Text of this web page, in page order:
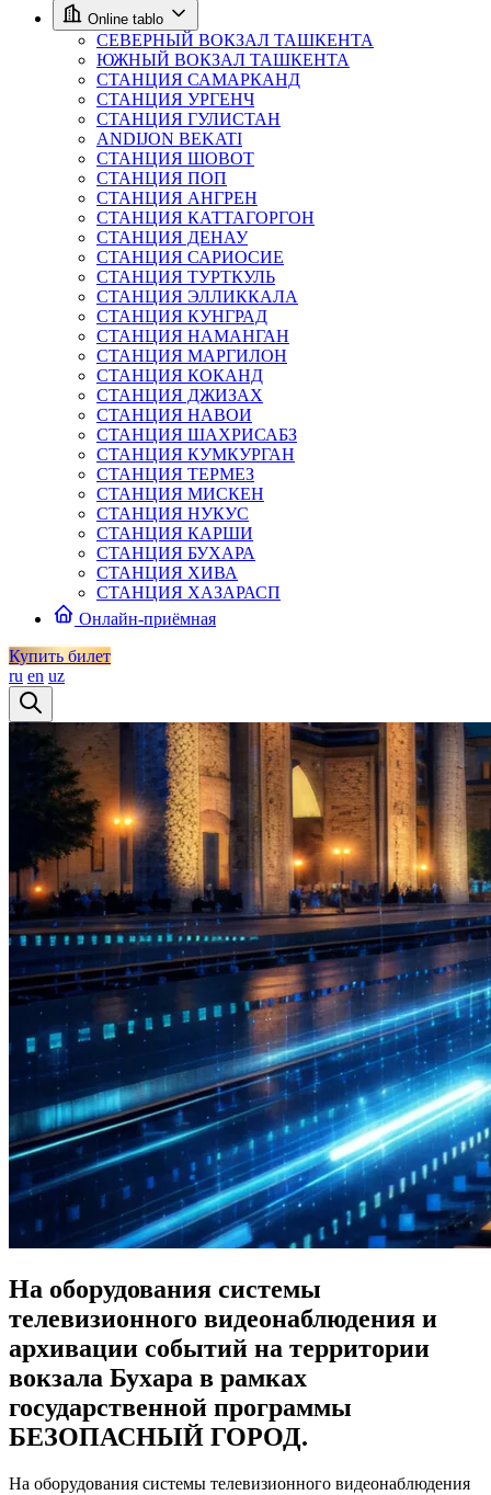
Online tablo
СЕВЕРНЫЙ ВОКЗАЛ ТАШКЕНТА
ЮЖНЫЙ ВОКЗАЛ ТАШКЕНТА
СТАНЦИЯ САМАРКАНД
СТАНЦИЯ УРГЕНЧ
СТАНЦИЯ ГУЛИСТАН
ANDIJON BEKATI
СТАНЦИЯ ШОВОТ
СТАНЦИЯ ПОП
СТАНЦИЯ АНГРЕН
СТАНЦИЯ КАТТАГОРГОН
СТАНЦИЯ ДЕНАУ
СТАНЦИЯ САРИОСИЕ
СТАНЦИЯ ТУРТКУЛЬ
СТАНЦИЯ ЭЛЛИККАЛА
СТАНЦИЯ КУНГРАД
СТАНЦИЯ НАМАНГАН
СТАНЦИЯ МАРГИЛОН
СТАНЦИЯ КОКАНД
СТАНЦИЯ ДЖИЗАХ
СТАНЦИЯ НАВОИ
СТАНЦИЯ ШАХРИСАБЗ
СТАНЦИЯ КУМКУРГАН
СТАНЦИЯ ТЕРМЕЗ
СТАНЦИЯ МИСКЕН
СТАНЦИЯ НУКУС
СТАНЦИЯ КАРШИ
СТАНЦИЯ БУХАРА
СТАНЦИЯ ХИВА
СТАНЦИЯ ХАЗАРАСП
Онлайн-приёмная
Купить билет
ru en uz
На оборудования системы
телевизионного видеонаблюдения и
архивации событий на территории
вокзала Бухара в рамках
государственной программы
БЕЗОПАСНЫЙ ГОРОД.
На оборудования системы телевизионного видеонаблюдения